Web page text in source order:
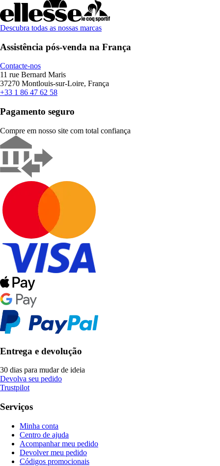
Descubra todas as nossas marcas
Assistência pós-venda na França
Contacte-nos
11 rue Bernard Maris
37270 Montlouis-sur-Loire, França
+33 1 86 47 62 58
Pagamento seguro
Compre em nosso site com total confiança
Entrega e devolução
30 dias para mudar de ideia
Devolva seu pedido
Trustpilot
Serviços
Minha conta
Centro de ajuda
Acompanhar meu pedido
Devolver meu pedido
Códigos promocionais